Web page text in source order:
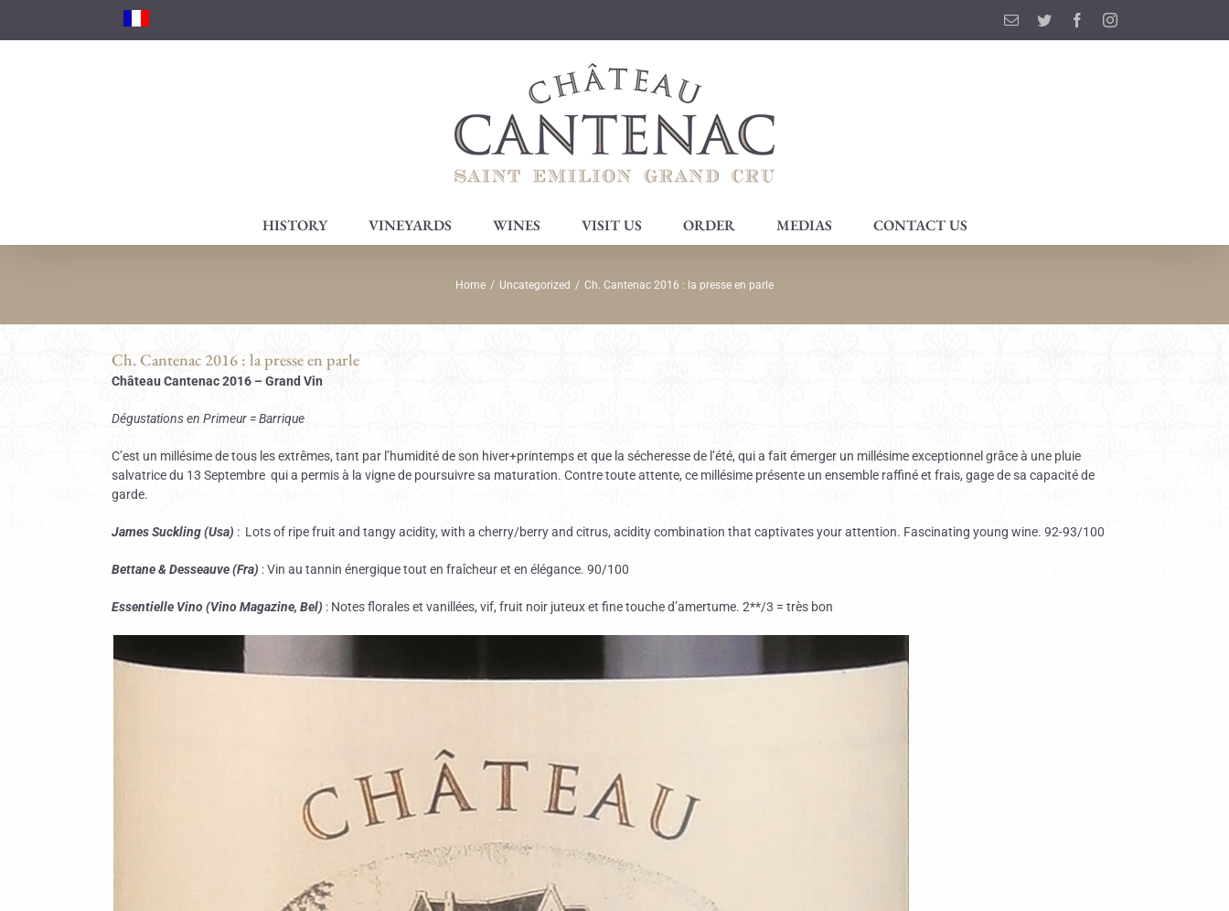
EmailTwitter FacebookInstagram
HISTORY VINEYARDS WINES VISIT US ORDER MEDIAS CONTACT US
Home / Uncategorized / Ch. Cantenac 2016 : la presse en parle
Ch. Cantenac 2016 : la presse en parle
Château Cantenac 2016 – Grand Vin
Dégustations en Primeur = Barrique
C’est un millésime de tous les extrêmes, tant par l’humidité de son hiver+printemps et que la sécheresse de l’été, qui a fait émerger un millésime exceptionnel grâce à une pluie
salvatrice du 13 Septembre qui a permis à la vigne de poursuivre sa maturation. Contre toute attente, ce millésime présente un ensemble raffiné et frais, gage de sa capacité de
garde.
James Suckling (Usa) : Lots of ripe fruit and tangy acidity, with a cherry/berry and citrus, acidity combination that captivates your attention. Fascinating young wine. 92-93/100
Bettane & Desseauve (Fra) : Vin au tannin énergique tout en fraîcheur et en élégance. 90/100
Essentielle Vino (Vino Magazine, Bel) : Notes florales et vanillées, vif, fruit noir juteux et fine touche d’amertume. 2**/3 = très bon